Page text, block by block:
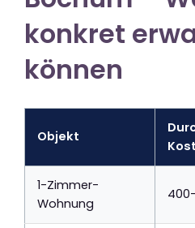
konkret
können
Objekt
1-Zimmer-
Wohnung